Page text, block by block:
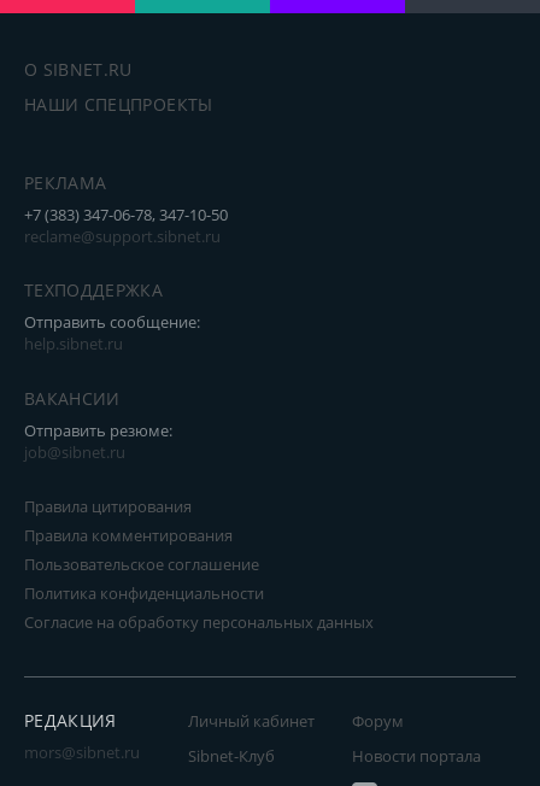
О SIBNET.RU
НАШИ СПЕЦПРОЕКТЫ
РЕКЛАМА
+7 (383) 347-06-78, 347-10-50
reclame@support.sibnet.ru
ТЕХПОДДЕРЖКА
Отправить сообщение:
help.sibnet.ru
ВАКАНСИИ
Отправить резюме:
job@sibnet.ru
Правила цитирования
Правила комментирования
Пользовательское соглашение
Политика конфиденциальности
Согласие на обработку персональных данных
РЕДАКЦИЯ
mors@sibnet.ru
Личный кабинет
Sibnet-Клуб
Форум
Новости портала